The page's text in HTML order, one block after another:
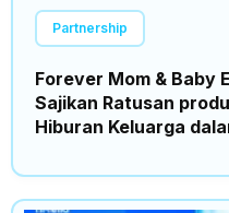
Partnership
Forever Mom & Baby
Sajikan Ratusan
Hiburan Keluarga